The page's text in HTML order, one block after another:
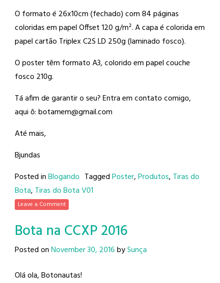
O formato é 26x10cm (fechado) com 84 páginas
coloridas em papel Offset 120 g/m². A capa é colorida em
papel cartão Triplex C2S LD 250g (laminado fosco).
O poster têm formato A3, colorido em papel couche
fosco 210g.
Tá afim de garantir o seu? Entra em contato comigo,
aqui ô: botamem@gmail.com
Até mais,
Bjundas
Posted inBlogando TaggedPoster,Produtos, Tiras do
Bota, Tiras do Bota V01
Leave a Comment
Bota na CCXP 2016
Posted onNovember 30, 2016bySunça
Olá ola, Botonautas!